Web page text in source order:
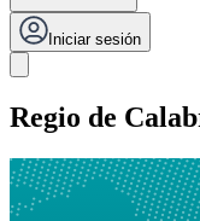
Iniciar sesión
Regio de